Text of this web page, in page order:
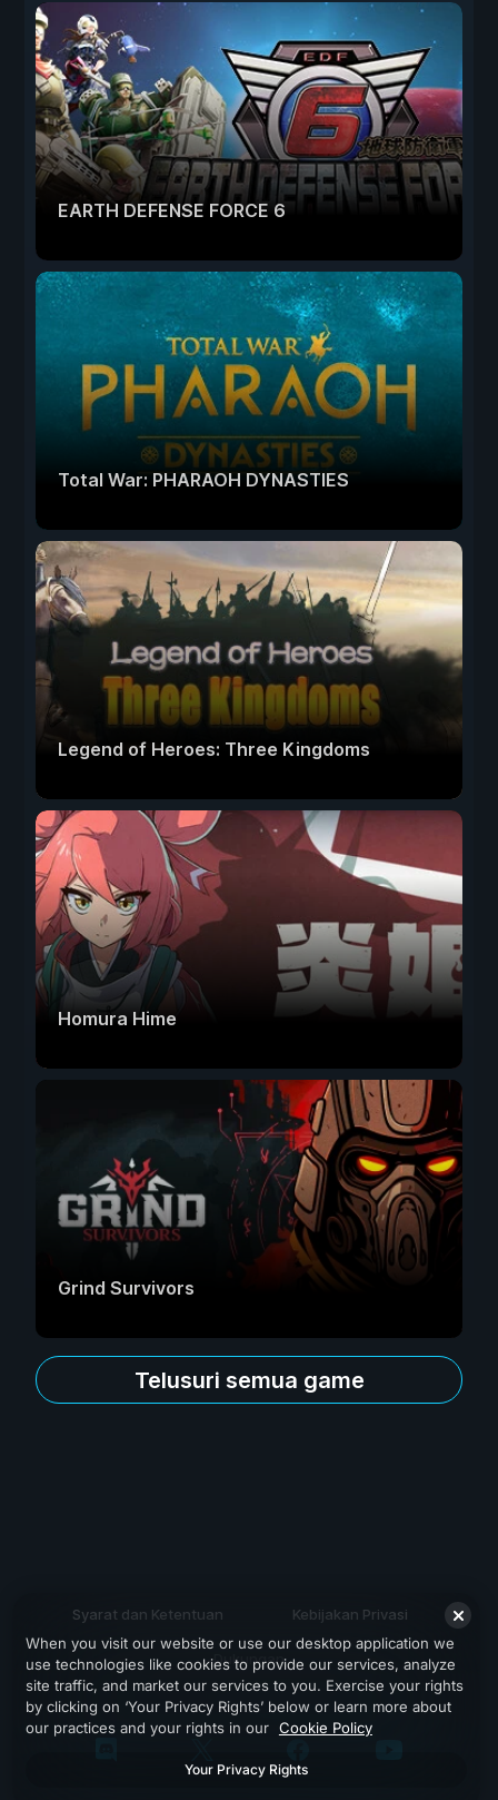
EARTH DEFENSE FORCE 6
Total War: PHARAOH DYNASTIES
Legend of Heroes: Three Kingdoms
Homura Hime
Grind Survivors
Telusuri semua game
Syarat dan Ketentuan Kebijakan Privasi
Dukungan
When you visit our website or use our desktop application we
use technologies like cookies to provide our services, analyze
site traffic, and market our services to you. Exercise your rights
by clicking on ‘Your Privacy Rights’ below or learn more about
our practices and your rights in our Cookie Policy
Your Privacy Rights